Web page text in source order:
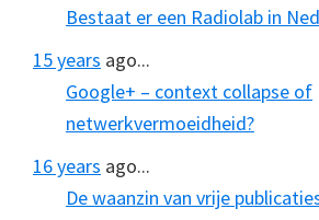
Bestaat er een Radiolab in
15 years ago...
Google+ – context collapse of
netwerkvermoeidheid?
16 years ago...
De waanzin van vrije